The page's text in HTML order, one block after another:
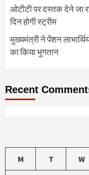
ओटीटी पर दस्तक देने जा
दिन होगी स्ट्रीम
मुख्यमंत्री ने पेंशन
का किया भुगतान
Recent
M T W